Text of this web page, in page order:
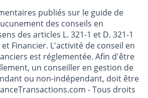
publiés sur le guide de
des conseils en
des articles L. 321-1 et D. 321-1
Financier. L'activité de conseil en
est réglementée. Afin d'être
un conseiller en gestion de
ou non-indépendant, doit être
- Tous droits